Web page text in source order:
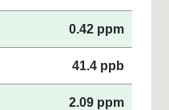
0.42 ppm
41.4 ppb
2.09 ppm